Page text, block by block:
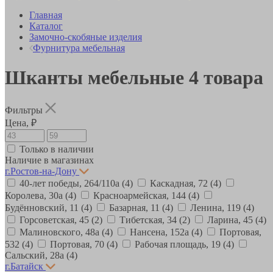
Главная
Каталог
Замочно-скобяные изделия
Фурнитура мебельная
Шканты мебельные 4 товара
Фильтры
Цена, ₽
Только в наличии
Наличие в магазинах
г.Ростов-на-Дону
40-лет победы, 264/110а (4) Каскадная, 72 (4)
Королева, 30а (4) Красноармейская, 144 (4)
Будённовский, 11 (4) Базарная, 11 (4) Ленина, 119 (4)
Горсоветская, 45 (2) Тибетская, 34 (2) Ларина, 45 (4)
Малиновского, 48а (4) Нансена, 152а (4)
Портовая,
532 (4) Портовая, 70 (4) Рабочая площадь, 19 (4)
Сальский, 28a (4)
г.Батайск